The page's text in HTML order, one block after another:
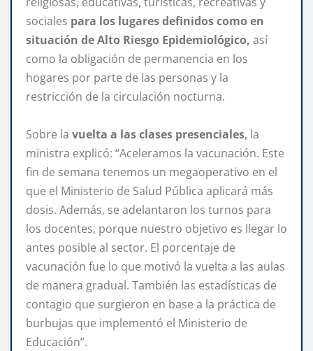
sociales para los lugares definidos como en
situación de Alto Riesgo Epidemiológico, así
como la obligación de permanencia en los
hogares por parte de las personas y la
restricción de la circulación nocturna.
Sobre la vuelta a las clases presenciales, la
ministra explicó: “Aceleramos la vacunación. Este
fin de semana tenemos un megaoperativo en el
que el Ministerio de Salud Pública aplicará más
dosis. Además, se adelantaron los turnos para
los docentes, porque nuestro objetivo es llegar lo
antes posible al sector. El porcentaje de
vacunación fue lo que motivó la vuelta a las aulas
de manera gradual. También las estadísticas de
contagio que surgieron en base a la práctica de
burbujas que implementó el Ministerio de
Educación”.